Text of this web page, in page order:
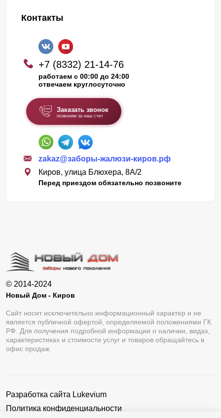
Контакты
+7 (8332) 21-14-76
работаем с 00:00 до 24:00
отвечаем круглосуточно
Заказать звонок
позвоним за наш счет
zakaz@заборы-жалюзи-киров.рф
Киров, улица Блюхера, 8А/2
Перед приездом обязательно позвоните
© 2014-2024
Новый Дом - Киров
Сайт носит исключительно информационный характер и не
является публичной офертой, определяемой положениями ГК
РФ. Для получения подробной информации о наличии, видах,
характеристиках и стоимости услуг и товаров обращайтесь в
офис продаж.
Разработка сайта Lukevium
Политика конфиденциальности